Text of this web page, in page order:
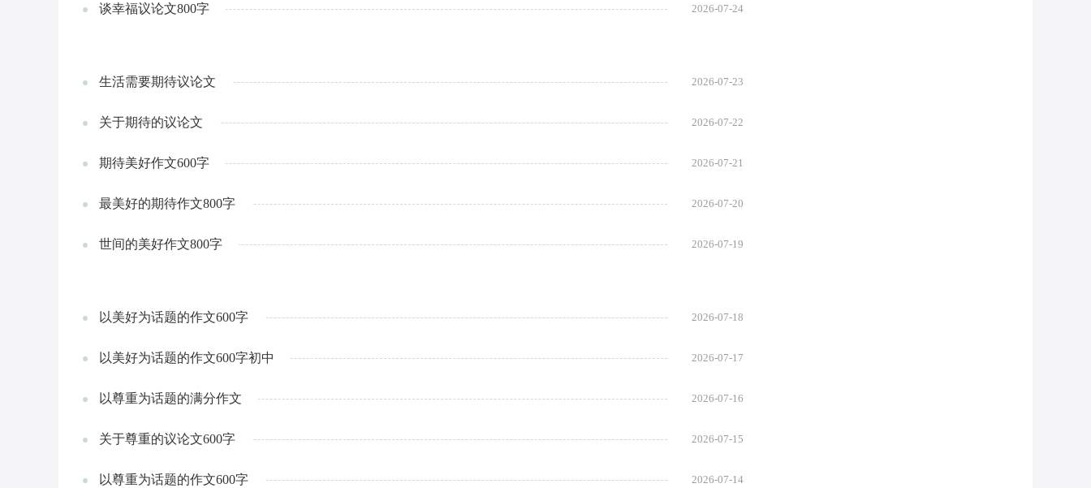
谈幸福议论文800字 2026-07-24
生活需要期待议论文 2026-07-23
关于期待的议论文 2026-07-22
期待美好作文600字 2026-07-21
最美好的期待作文800字 2026-07-20
世间的美好作文800字 2026-07-19
以美好为话题的作文600字 2026-07-18
以美好为话题的作文600字初中 2026-07-17
以尊重为话题的满分作文 2026-07-16
关于尊重的议论文600字 2026-07-15
以尊重为话题的作文600字 2026-07-14